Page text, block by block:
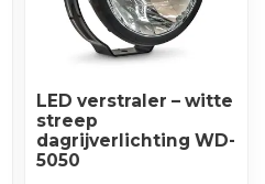
LED verstraler – witte
streep
dagrijverlichting WD-
5050